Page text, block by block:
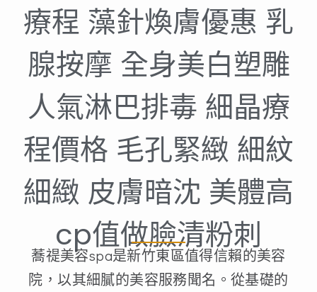
療程 藻針煥膚優惠 乳
腺按摩 全身美白塑雕
人氣淋巴排毒 細晶療
程價格 毛孔緊緻 細紋
細緻 皮膚暗沈 美體高
cp值做臉清粉刺
蕎禔美容spa是新竹東區值得信賴的美容
院，以其細膩的美容服務聞名。從基礎的